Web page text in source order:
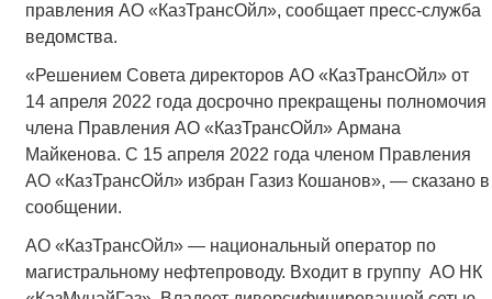
правления АО «КазТрансОйл», сообщает пресс-служба
ведомства.
«Решением Совета директоров АО «КазТрансОйл» от
14 апреля 2022 года досрочно прекращены полномочия
члена Правления АО «КазТрансОйл» Армана
Майкенова. С 15 апреля 2022 года членом Правления
АО «КазТрансОйл» избран Газиз Кошанов», — сказано в
сообщении.
АО «КазТрансОйл» — национальный оператор по
магистральному нефтепроводу. Входит в группу АО НК